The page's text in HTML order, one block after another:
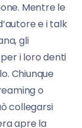
Mentre le
e i talk
gli
i loro denti
Chiunque
o
collegarsi
apre la